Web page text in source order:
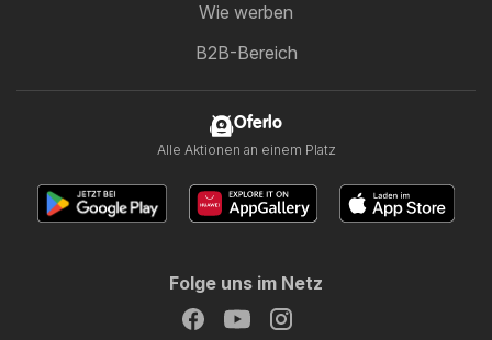
Wie werben
B2B-Bereich
Oferlo
Alle Aktionen an einem Platz
Folge uns im Netz